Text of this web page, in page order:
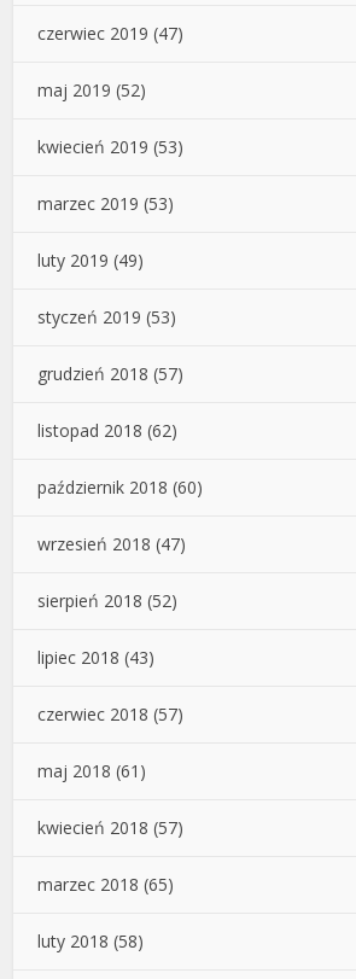
czerwiec 2019 (47)
maj 2019 (52)
kwiecień 2019 (53)
marzec 2019 (53)
luty 2019 (49)
styczeń 2019 (53)
grudzień 2018 (57)
listopad 2018 (62)
październik 2018 (60)
wrzesień 2018 (47)
sierpień 2018 (52)
lipiec 2018 (43)
czerwiec 2018 (57)
maj 2018 (61)
kwiecień 2018 (57)
marzec 2018 (65)
luty 2018 (58)